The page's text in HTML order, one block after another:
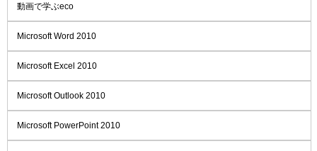
動画で学ぶeco
Microsoft Word 2010
Microsoft Excel 2010
Microsoft Outlook 2010
Microsoft PowerPoint 2010